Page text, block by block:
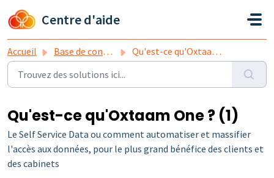
Centre d'aide
Accueil Base de connaissances Qu'est-ce qu'Oxtaam One ?
Qu'est-ce qu'Oxtaam One ? (1)
Le Self Service Data ou comment automatiser et massifier
l'accès aux données, pour le plus grand bénéfice des clients et
des cabinets